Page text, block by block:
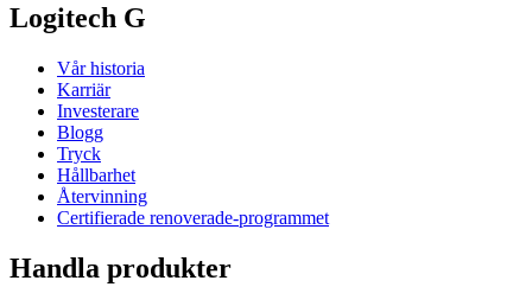
Logitech G
Vår historia
Karriär
Investerare
Blogg
Tryck
Hållbarhet
Återvinning
Certifierade renoverade-programmet
Handla produkter